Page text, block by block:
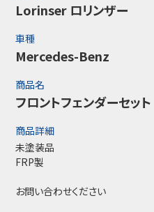
Lorinser ロリンザー
車種
Mercedes-Benz
商品名
フロントフェンダーセット
商品詳細
未塗装品
FRP製
お問い合わせください